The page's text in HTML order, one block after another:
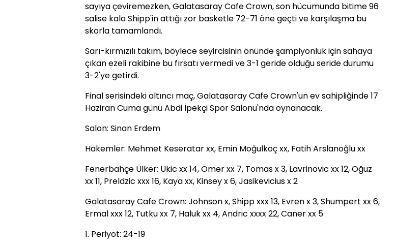
sayıya çeviremezken, Galatasaray Cafe Crown, son hücumunda bitime 96
salise kala Shipp'in attığı zor basketle 72-71 öne geçti ve karşılaşma bu
skorla tamamlandı.
Sarı-kırmızılı takım, böylece seyircisinin önünde şampiyonluk için sahaya
çıkan ezeli rakibine bu fırsatı vermedi ve 3-1 geride olduğu seride durumu
3-2'ye getirdi.
Final serisindeki altıncı maç, Galatasaray Cafe Crown'un ev sahipliğinde 17
Haziran Cuma günü Abdi İpekçi Spor Salonu'nda oynanacak.
Salon: Sinan Erdem
Hakemler: Mehmet Keseratar xx, Emin Moğulkoç xx, Fatih Arslanoğlu xx
Fenerbahçe Ülker: Ukic xx 14, Ömer xx 7, Tomas x 3, Lavrinovic xx 12, Oğuz
xx 11, Preldzic xxx 16, Kaya xx, Kinsey x 6, Jasikevicius x 2
Galatasaray Cafe Crown: Johnson x, Shipp xxx 13, Evren x 3, Shumpert xx 6,
Ermal xxx 12, Tutku xx 7, Haluk xx 4, Andric xxxx 22, Caner xx 5
1. Periyot: 24-19